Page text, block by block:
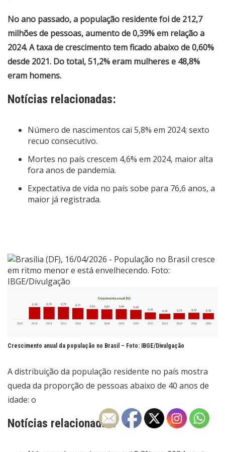
No ano passado, a população residente foi de 212,7
milhões de pessoas, aumento de 0,39% em relação a
2024. A taxa de crescimento tem ficado abaixo de 0,60%
desde 2021. Do total, 51,2% eram mulheres e 48,8%
eram homens.
Notícias relacionadas:
Número de nascimentos cai 5,8% em 2024; sexto
recuo consecutivo.
Mortes no país crescem 4,6% em 2024, maior alta
fora anos de pandemia.
Expectativa de vida no país sobe para 76,6 anos, a
maior já registrada.
Crescimento anual da população no Brasil – Foto: IBGE/Divulgação
A distribuição da população residente no país mostra
queda da proporção de pessoas abaixo de 40 anos de
idade: o
Notícias relacionadas: